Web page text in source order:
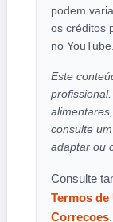
podem
os créditos
no YouTube.
Este
consulte
adaptar ou
Consulte
Termos de
Correcoes,